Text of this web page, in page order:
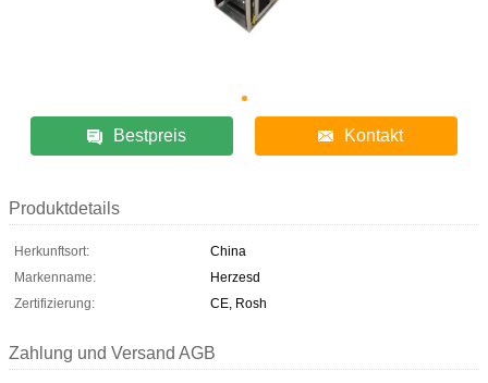
Bestpreis Kontakt
Produktdetails
Herkunftsort:
China
Markenname:
Herzesd
Zertifizierung:
CE, Rosh
Zahlung und Versand AGB